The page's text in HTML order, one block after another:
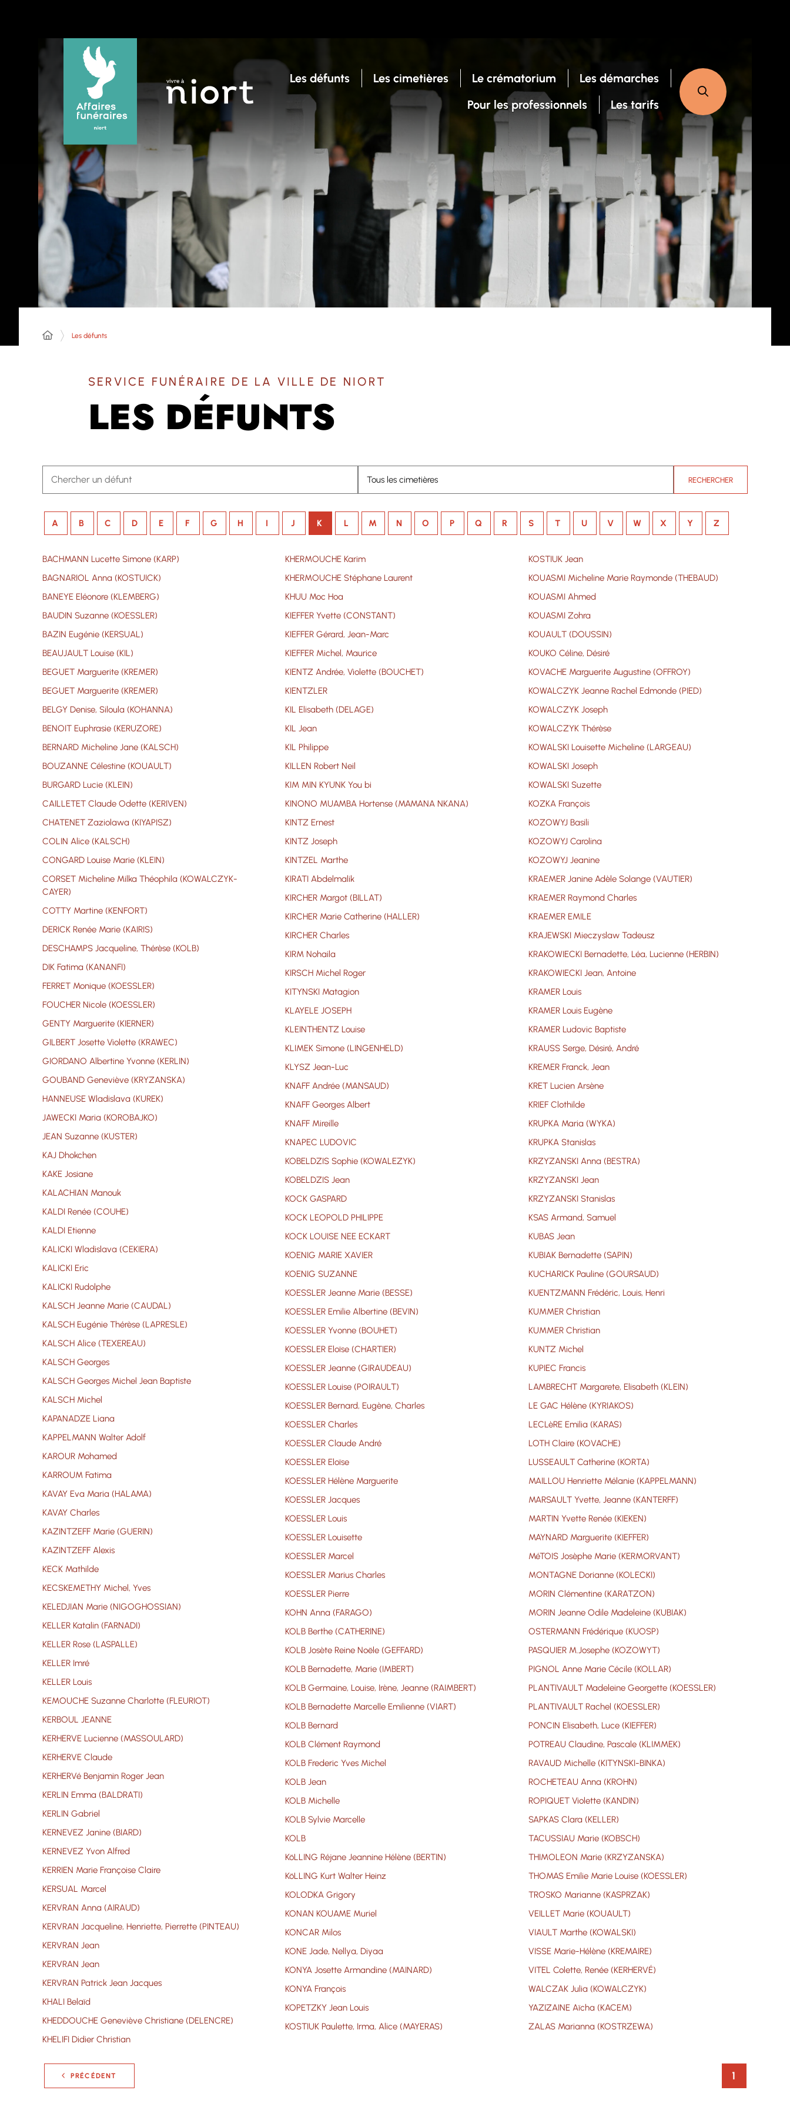
Les défunts Les cimetières Le crématorium
Les démarches
Pour les professionnels
Les tarifs
Les défunts
SERVICE FUNÉRAIRE DE LA VILLE DE NIORT
LES DÉFUNTS
RECHERCHER
A B C D E F G H I J K L M N O P Q R S T U V W X Y Z
BACHMANN Lucette Simone (KARP)
BAGNARIOL Anna (KOSTUICK)
BANEYE Eléonore (KLEMBERG)
BAUDIN Suzanne (KOESSLER)
BAZIN Eugénie (KERSUAL)
BEAUJAULT Louise (KIL)
BEGUET Marguerite (KREMER)
BEGUET Marguerite (KREMER)
BELGY Denise, Siloula (KOHANNA)
BENOIT Euphrasie (KERUZORE)
BERNARD Micheline Jane (KALSCH)
BOUZANNE Célestine (KOUAULT)
BURGARD Lucie (KLEIN)
CAILLETET Claude Odette (KERIVEN)
CHATENET Zaziolawa (KIYAPISZ)
COLIN Alice (KALSCH)
CONGARD Louise Marie (KLEIN)
CORSET Micheline Milka Théophila (KOWALCZYK-
CAYER)
COTTY Martine (KENFORT)
DERICK Renée Marie (KAIRIS)
DESCHAMPS Jacqueline, Thérèse (KOLB)
DIK Fatima (KANANFI)
FERRET Monique (KOESSLER)
FOUCHER Nicole (KOESSLER)
GENTY Marguerite (KIERNER)
GILBERT Josette Violette (KRAWEC)
GIORDANO Albertine Yvonne (KERLIN)
GOUBAND Geneviève (KRYZANSKA)
HANNEUSE Wladislava (KUREK)
JAWECKI Maria (KOROBAJKO)
JEAN Suzanne (KUSTER)
KAJ Dhokchen
KAKE Josiane
KALACHIAN Manouk
KALDI Renée (COUHE)
KALDI Etienne
KALICKI Wladislava (CEKIERA)
KALICKI Eric
KALICKI Rudolphe
KALSCH Jeanne Marie (CAUDAL)
KALSCH Eugénie Thérèse (LAPRESLE)
KALSCH Alice (TEXEREAU)
KALSCH Georges
KALSCH Georges Michel Jean Baptiste
KALSCH Michel
KAPANADZE Liana
KAPPELMANN Walter Adolf
KAROUR Mohamed
KARROUM Fatima
KAVAY Eva Maria (HALAMA)
KAVAY Charles
KAZINTZEFF Marie (GUERIN)
KAZINTZEFF Alexis
KECK Mathilde
KECSKEMETHY Michel, Yves
KELEDJIAN Marie (NIGOGHOSSIAN)
KELLER Katalin (FARNADI)
KELLER Rose (LASPALLE)
KELLER Imré
KELLER Louis
KEMOUCHE Suzanne Charlotte (FLEURIOT)
KERBOUL JEANNE
KERHERVE Lucienne (MASSOULARD)
KERHERVE Claude
KERHERVé Benjamin Roger Jean
KERLIN Emma (BALDRATI)
KERLIN Gabriel
KERNEVEZ Janine (BIARD)
KERNEVEZ Yvon Alfred
KERRIEN Marie Françoise Claire
KERSUAL Marcel
KERVRAN Anna (AIRAUD)
KERVRAN Jacqueline, Henriette, Pierrette (PINTEAU)
KERVRAN Jean
KERVRAN Jean
KERVRAN Patrick Jean Jacques
KHALI Belaïd
KHEDDOUCHE Geneviève Christiane (DELENCRE)
KHELIFI Didier Christian
KHERMOUCHE Karim
KHERMOUCHE Stéphane Laurent
KHUU Moc Hoa
KIEFFER Yvette (CONSTANT)
KIEFFER Gérard, Jean-Marc
KIEFFER Michel, Maurice
KIENTZ Andrée, Violette (BOUCHET)
KIENTZLER
KIL Elisabeth (DELAGE)
KIL Jean
KIL Philippe
KILLEN Robert Neil
KIM MIN KYUNK You bi
KINONO MUAMBA Hortense (MAMANA NKANA)
KINTZ Ernest
KINTZ Joseph
KINTZEL Marthe
KIRATI Abdelmalik
KIRCHER Margot (BILLAT)
KIRCHER Marie Catherine (HALLER)
KIRCHER Charles
KIRM Nohaila
KIRSCH Michel Roger
KITYNSKI Matagion
KLAYELE JOSEPH
KLEINTHENTZ Louise
KLIMEK Simone (LINGENHELD)
KLYSZ Jean-Luc
KNAFF Andrée (MANSAUD)
KNAFF Georges Albert
KNAFF Mireille
KNAPEC LUDOVIC
KOBELDZIS Sophie (KOWALEZYK)
KOBELDZIS Jean
KOCK GASPARD
KOCK LEOPOLD PHILIPPE
KOCK LOUISE NEE ECKART
KOENIG MARIE XAVIER
KOENIG SUZANNE
KOESSLER Jeanne Marie (BESSE)
KOESSLER Emilie Albertine (BEVIN)
KOESSLER Yvonne (BOUHET)
KOESSLER Eloïse (CHARTIER)
KOESSLER Jeanne (GIRAUDEAU)
KOESSLER Louise (POIRAULT)
KOESSLER Bernard, Eugène, Charles
KOESSLER Charles
KOESSLER Claude André
KOESSLER Eloïse
KOESSLER Hélène Marguerite
KOESSLER Jacques
KOESSLER Louis
KOESSLER Louisette
KOESSLER Marcel
KOESSLER Marius Charles
KOESSLER Pierre
KOHN Anna (FARAGO)
KOLB Berthe (CATHERINE)
KOLB Josète Reine Noële (GEFFARD)
KOLB Bernadette, Marie (IMBERT)
KOLB Germaine, Louise, Irène, Jeanne (RAIMBERT)
KOLB Bernadette Marcelle Emilienne (VIART)
KOLB Bernard
KOLB Clément Raymond
KOLB Frederic Yves Michel
KOLB Jean
KOLB Michelle
KOLB Sylvie Marcelle
KOLB
KöLLING Réjane Jeannine Hélène (BERTIN)
KöLLING Kurt Walter Heinz
KOLODKA Grigory
KONAN KOUAME Muriel
KONCAR Milos
KONE Jade, Nellya, Diyaa
KONYA Josette Armandine (MAINARD)
KONYA François
KOPETZKY Jean Louis
KOSTIUK Paulette, Irma, Alice (MAYERAS)
KOSTIUK Jean
KOUASMI Micheline Marie Raymonde (THEBAUD)
KOUASMI Ahmed
KOUASMI Zohra
KOUAULT (DOUSSIN)
KOUKO Céline, Désiré
KOVACHE Marguerite Augustine (OFFROY)
KOWALCZYK Jeanne Rachel Edmonde (PIED)
KOWALCZYK Joseph
KOWALCZYK Thérèse
KOWALSKI Louisette Micheline (LARGEAU)
KOWALSKI Joseph
KOWALSKI Suzette
KOZKA François
KOZOWYJ Basili
KOZOWYJ Carolina
KOZOWYJ Jeanine
KRAEMER Janine Adèle Solange (VAUTIER)
KRAEMER Raymond Charles
KRAEMER EMILE
KRAJEWSKI Mieczyslaw Tadeusz
KRAKOWIECKI Bernadette, Léa, Lucienne (HERBIN)
KRAKOWIECKI Jean, Antoine
KRAMER Louis
KRAMER Louis Eugène
KRAMER Ludovic Baptiste
KRAUSS Serge, Désiré, André
KREMER Franck, Jean
KRET Lucien Arsène
KRIEF Clothilde
KRUPKA Maria (WYKA)
KRUPKA Stanislas
KRZYZANSKI Anna (BESTRA)
KRZYZANSKI Jean
KRZYZANSKI Stanislas
KSAS Armand, Samuel
KUBAS Jean
KUBIAK Bernadette (SAPIN)
KUCHARICK Pauline (GOURSAUD)
KUENTZMANN Frédéric, Louis, Henri
KUMMER Christian
KUMMER Christian
KUNTZ Michel
KUPIEC Francis
LAMBRECHT Margarete, Elisabeth (KLEIN)
LE GAC Hélène (KYRIAKOS)
LECLèRE Emilia (KARAS)
LOTH Claire (KOVACHE)
LUSSEAULT Catherine (KORTA)
MAILLOU Henriette Mélanie (KAPPELMANN)
MARSAULT Yvette, Jeanne (KANTERFF)
MARTIN Yvette Renée (KIEKEN)
MAYNARD Marguerite (KIEFFER)
MéTOIS Josèphe Marie (KERMORVANT)
MONTAGNE Dorianne (KOLECKI)
MORIN Clémentine (KARATZON)
MORIN Jeanne Odile Madeleine (KUBIAK)
OSTERMANN Frédérique (KUOSP)
PASQUIER M.Josephe (KOZOWYT)
PIGNOL Anne Marie Cécile (KOLLAR)
PLANTIVAULT Madeleine Georgette (KOESSLER)
PLANTIVAULT Rachel (KOESSLER)
PONCIN Elisabeth, Luce (KIEFFER)
POTREAU Claudine, Pascale (KLIMMEK)
RAVAUD Michelle (KITYNSKI-BINKA)
ROCHETEAU Anna (KROHN)
ROPIQUET Violette (KANDIN)
SAPKAS Clara (KELLER)
TACUSSIAU Marie (KOBSCH)
THIMOLEON Marie (KRZYZANSKA)
THOMAS Emilie Marie Louise (KOESSLER)
TROSKO Marianne (KASPRZAK)
VEILLET Marie (KOUAULT)
VIAULT Marthe (KOWALSKI)
VISSE Marie-Hélène (KREMAIRE)
VITEL Colette, Renée (KERHERVÉ)
WALCZAK Julia (KOWALCZYK)
YAZIZAINE Aïcha (KACEM)
ZALAS Marianna (KOSTRZEWA)
PRÉCÉDENT 1